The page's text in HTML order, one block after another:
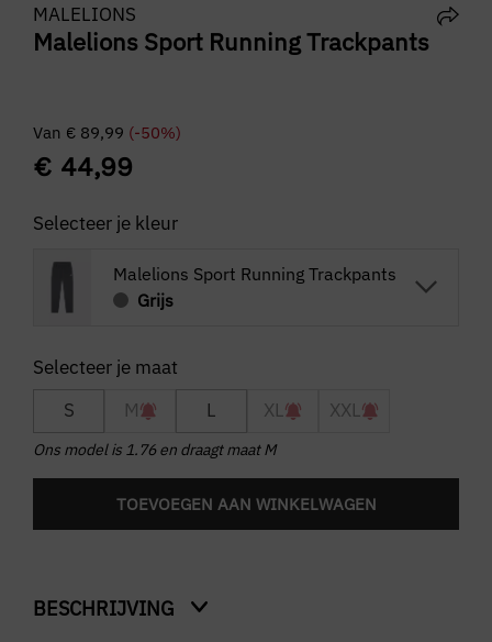
MALELIONS
Malelions Sport Running Trackpants
Van € 89,99 (-50%)
€ 44,99
Selecteer je kleur
Malelions Sport Running Trackpants
Grijs
S M L XL XXL
Ons model is 1.76 en draagt maat M
TOEVOEGEN AAN WINKELWAGEN
BESCHRIJVING